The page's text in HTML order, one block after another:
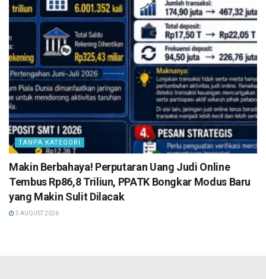
TANPA KATEGORI
Makin Berbahaya! Perputaran Uang Judi Online
Tembus Rp86,8 Triliun, PPATK Bongkar Modus Baru
yang Makin Sulit Dilacak
5 AUGUST 2026